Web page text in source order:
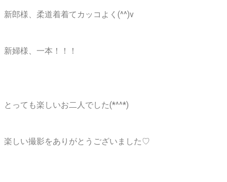
新郎様、柔道着着てカッコよく(^^)v
新婦様、一本！！！
とっても楽しいお二人でした(*^^*)
楽しい撮影をありがとうございました♡